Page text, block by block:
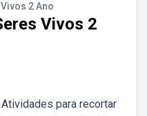
2 Ano
Vivos 2
para recortar